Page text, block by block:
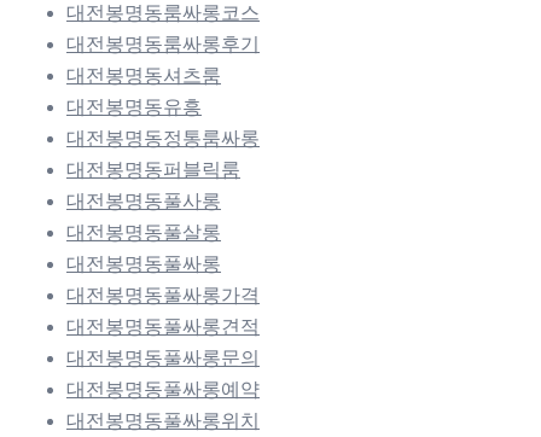
대전봉명동룸싸롱코스
대전봉명동룸싸롱후기
대전봉명동셔츠룸
대전봉명동유흥
대전봉명동정통룸싸롱
대전봉명동퍼블릭룸
대전봉명동풀사롱
대전봉명동풀살롱
대전봉명동풀싸롱
대전봉명동풀싸롱가격
대전봉명동풀싸롱견적
대전봉명동풀싸롱문의
대전봉명동풀싸롱예약
대전봉명동풀싸롱위치